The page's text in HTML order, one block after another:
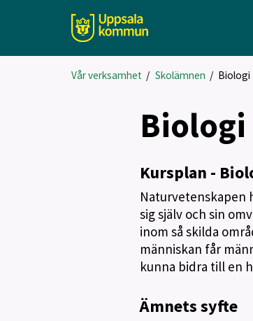
Vår verksamhet / Skolämnen / Biologi
Biologi
Kursplan -
Naturvetenskapen
sig själv och sin
inom så skilda
människan får
kunna bidra till en
Ämnets syfte